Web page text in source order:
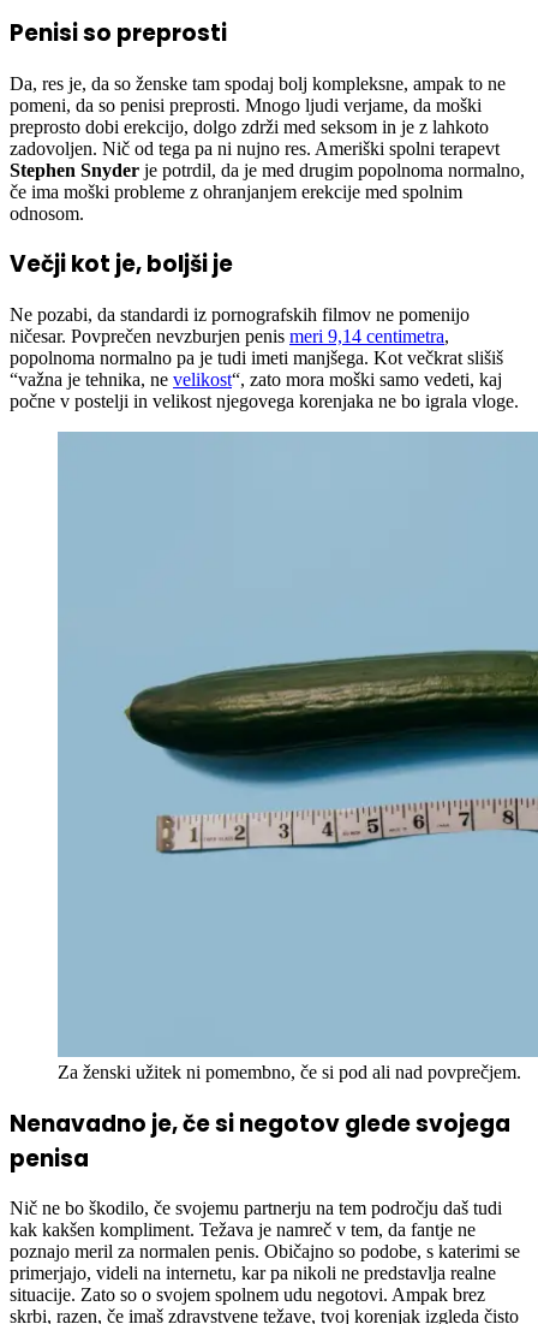
Penisi so preprosti
Da, res je, da so ženske tam spodaj bolj kompleksne, ampak to ne
pomeni, da so penisi preprosti. Mnogo ljudi verjame, da moški
preprosto dobi erekcijo, dolgo zdrži med seksom in je z lahkoto
zadovoljen. Nič od tega pa ni nujno res. Ameriški spolni terapevt
Stephen Snyder je potrdil, da je med drugim popolnoma normalno,
če ima moški probleme z ohranjanjem erekcije med spolnim
odnosom.
Večji kot je, boljši je
Ne pozabi, da standardi iz pornografskih filmov ne pomenijo
ničesar. Povprečen nevzburjen penis meri 9,14 centimetra,
popolnoma normalno pa je tudi imeti manjšega. Kot večkrat slišiš
“važna je tehnika, ne velikost“, zato mora moški samo vedeti, kaj
počne v postelji in velikost njegovega korenjaka ne bo igrala vloge.
Za ženski užitek ni pomembno, če si pod ali nad povprečjem.
Nenavadno je, če si negotov glede svojega
penisa
Nič ne bo škodilo, če svojemu partnerju na tem področju daš tudi
kak kakšen kompliment. Težava je namreč v tem, da fantje ne
poznajo meril za normalen penis. Običajno so podobe, s katerimi se
primerjajo, videli na internetu, kar pa nikoli ne predstavlja realne
situacije. Zato so o svojem spolnem udu negotovi. Ampak brez
skrbi, razen, če imaš zdravstvene težave, tvoj korenjak izgleda čisto